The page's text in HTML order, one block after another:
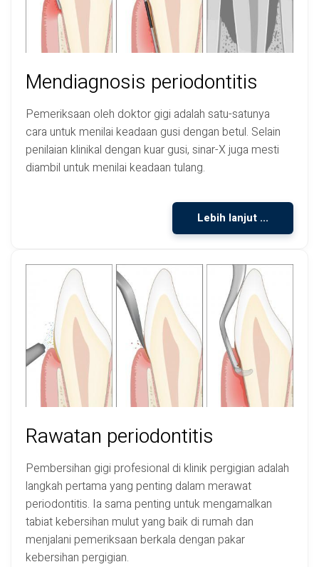
Mendiagnosis periodontitis
Pemeriksaan oleh doktor gigi adalah satu-satunya
cara untuk menilai keadaan gusi dengan betul. Selain
penilaian klinikal dengan kuar gusi, sinar-X juga mesti
diambil untuk menilai keadaan tulang.
Lebih lanjut ...
Rawatan periodontitis
Pembersihan gigi profesional di klinik pergigian adalah
langkah pertama yang penting dalam merawat
periodontitis. Ia sama penting untuk mengamalkan
tabiat kebersihan mulut yang baik di rumah dan
menjalani pemeriksaan berkala dengan pakar
kebersihan pergigian.